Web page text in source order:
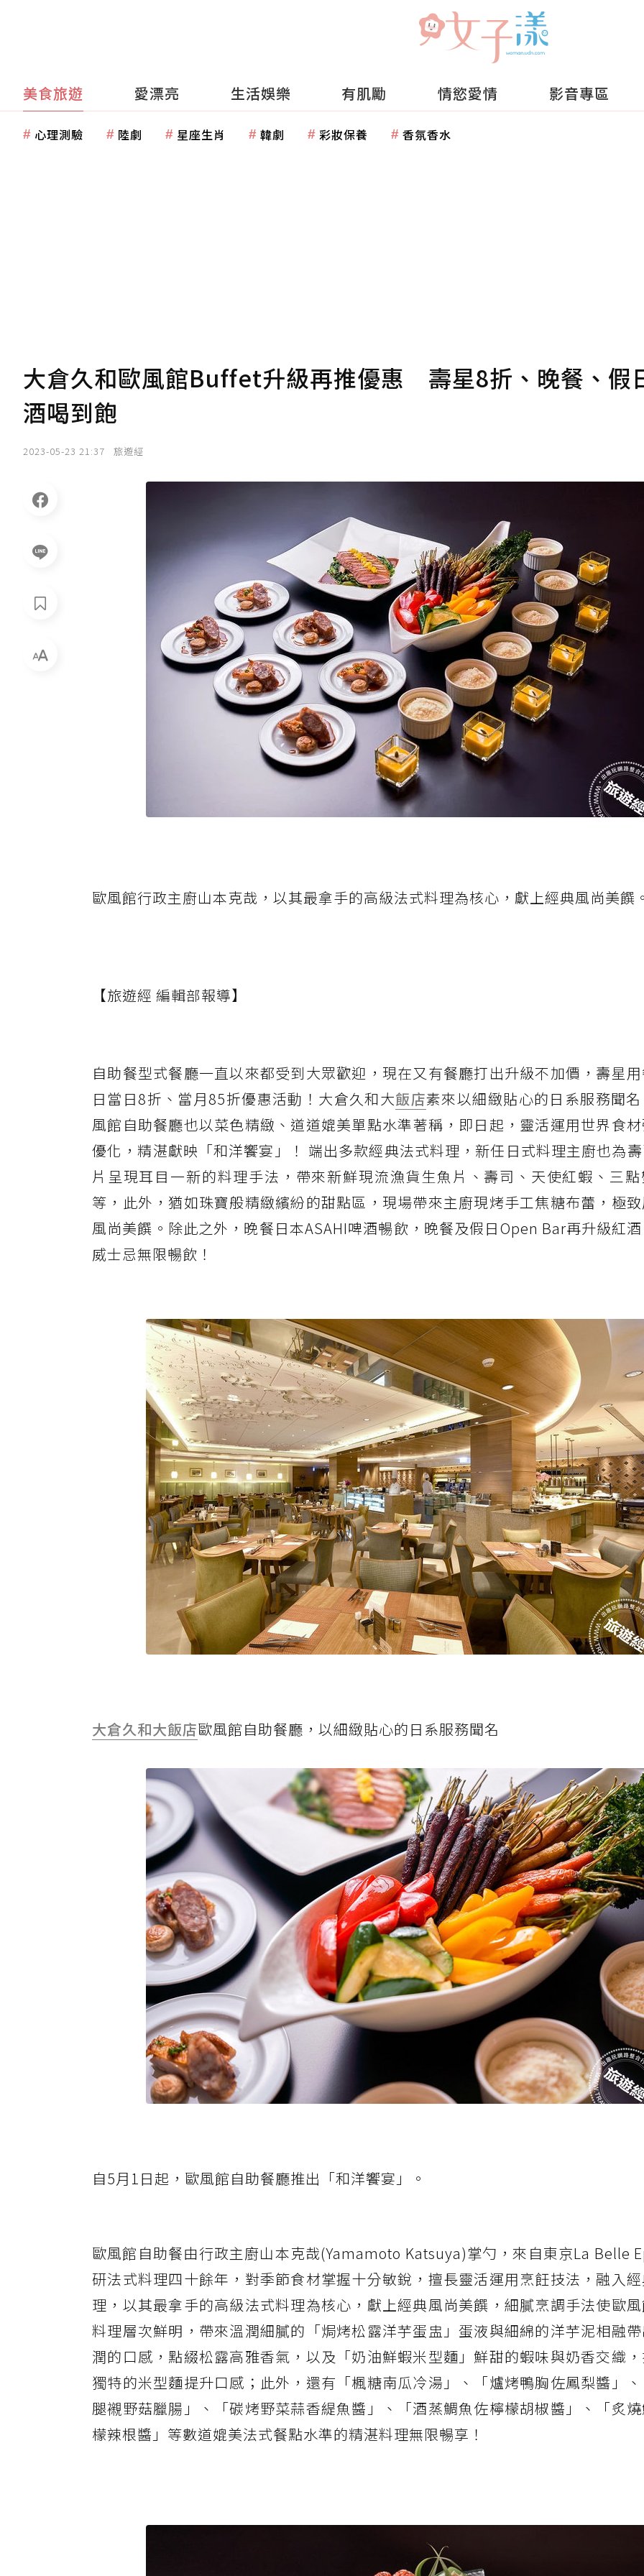
美食旅遊 愛漂亮 生活娛樂 有肌勵 情慾愛情 影音專區
心理測驗 陸劇 星座生肖 韓劇 彩妝保養 香氛香水
大倉久和歐風館Buffet升級再推優惠 壽星8折、晚餐、假
酒喝到飽
2023-05-23 21:37 旅遊經
歐風館行政主廚山本克哉，以其最拿手的高級法式料理為核心，獻上經典風尚美饌
【旅遊經 編輯部報導】
自助餐型式餐廳一直以來都受到大眾歡迎，現在又有餐廳打出升級不加價，壽星
日當日8折、當月85折優惠活動！大倉久和大飯店素來以細緻貼心的日系服務聞
風館自助餐廳也以菜色精緻、道道媲美單點水準著稱，即日起，靈活運用世界食
優化，精湛獻映「和洋饗宴」！ 端出多款經典法式料理，新任日式料理主廚也為
片呈現耳目一新的料理手法，帶來新鮮現流漁貨生魚片、壽司、天使紅蝦、三
等，此外，猶如珠寶般精緻繽紛的甜點區，現場帶來主廚現烤手工焦糖布蕾，極
風尚美饌。除此之外，晚餐日本ASAHI啤酒暢飲，晚餐及假日Open Bar再升級紅
威士忌無限暢飲！
大倉久和大飯店歐風館自助餐廳，以細緻貼心的日系服務聞名
自5月1日起，歐風館自助餐廳推出「和洋饗宴」。
歐風館自助餐由行政主廚山本克哉(Yamamoto Katsuya)掌勺，來自東京La Belle
研法式料理四十餘年，對季節食材掌握十分敏銳，擅長靈活運用烹飪技法，融入
理，以其最拿手的高級法式料理為核心，獻上經典風尚美饌，細膩烹調手法使歐
料理層次鮮明，帶來溫潤細膩的「焗烤松露洋芋蛋盅」蛋液與細綿的洋芋泥相融
潤的口感，點綴松露高雅香氣，以及「奶油鮮蝦米型麵」鮮甜的蝦味與奶香交織
獨特的米型麵提升口感；此外，還有「楓糖南瓜冷湯」、「爐烤鴨胸佐鳳梨醬」
腿襯野菇臘腸」、「碳烤野菜蒜香緹魚醬」、「酒蒸鯛魚佐檸檬胡椒醬」、「炙
檬辣根醬」等數道媲美法式餐點水準的精湛料理無限暢享！